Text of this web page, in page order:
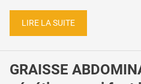
LIRE LA SUITE
GRAISSE